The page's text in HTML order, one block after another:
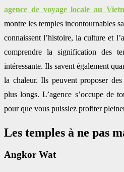
agence de voyage locale au
montre les temples incontournables
connaissent l’histoire, la culture et
comprendre la signification des
intéressante. Ils savent également
la chaleur. Ils peuvent proposer
plus longs. L’agence s’occupe de
pour que vous puissiez profiter
Les temples à ne pas
Angkor Wat